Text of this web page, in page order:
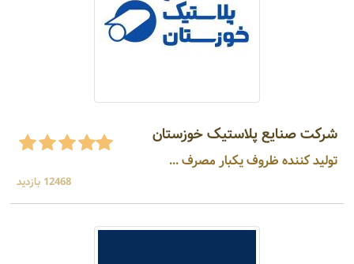
شرکت صنایع پلاستیک خوزستان
تولید کننده ظروف یکبار مصرف ...
12468 بازدید